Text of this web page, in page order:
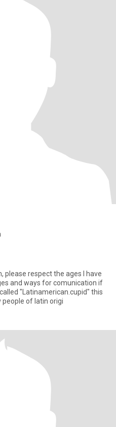
please respect the ages I have
"Latinamerican.cupid" this
of latin origi